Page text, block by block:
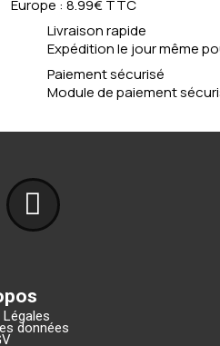
Europe : 8.99€ TTC
Livraison rapide
Expédition le jour même
Paiement sécurisé
Module de paiement
données